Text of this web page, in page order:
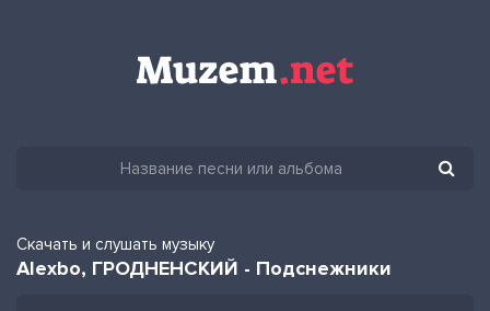
Скачать и слушать музыку
Alexbo, ГРОДНЕНСКИЙ - Подснежники